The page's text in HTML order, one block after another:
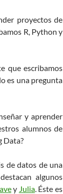
proyectos de
R, Python y
que escribamos
es una pregunta
y aprender
alumnos de
Data?
de datos de una
algunos
y Julia. Éste es